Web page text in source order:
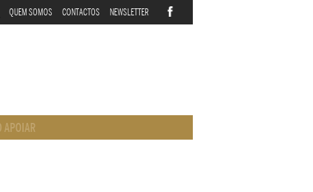
QUEM SOMOS CONTACTOS NEWSLETTER
APOIAR